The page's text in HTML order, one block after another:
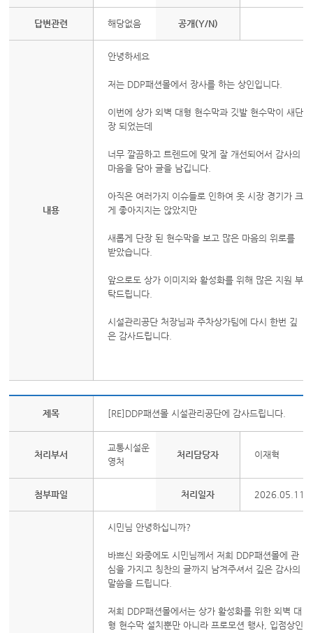
답변관련 해당없음 공개(Y/N)
내용
안녕하세요
저는 DDP패션몰에서 장사를 하는 상인입니다.
이번에 상가 외벽 대형 현수막과 깃발 현수막이 새단
장 되었는데
너무 깔끔하고 트렌드에 맞게 잘 개선되어서 감사의
마음을 담아 글을 남깁니다.
아직은 여러가지 이슈들로 인하여 옷 시장 경기가 크
게 좋아지지는 않았지만
새롭게 단장 된 현수막을 보고 많은 마음의 위로를
받았습니다.
앞으로도 상가 이미지와 활성화를 위해 많은 지원 부
탁드립니다.
시설관리공단 처장님과 주차상가팀에 다시 한번 깊
은 감사드립니다.
제목 [RE]DDP패션몰 시설관리공단에 감사드립니다.
처리부서
교통시설운
영처
처리담당자 이재혁
첨부파일 처리일자 2026.05.11
시민님 안녕하십니까?
바쁘신 와중에도 시민님께서 저희 DDP패션몰에 관
심을 가지고 칭찬의 글까지 남겨주셔서 깊은 감사의
말씀을 드립니다.
저희 DDP패션몰에서는 상가 활성화를 위한 외벽 대
형 현수막 설치뿐만 아니라 프로모션 행사, 입점상인